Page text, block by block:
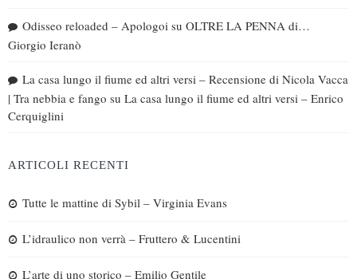
Odisseo reloaded – Apologoi su OLTRE LA PENNA di…
Giorgio Ieranò
La casa lungo il fiume ed altri versi – Recensione di Nicola Vacca
| Tra nebbia e fango su La casa lungo il fiume ed altri versi – Enrico
Cerquiglini
ARTICOLI RECENTI
Tutte le mattine di Sybil – Virginia Evans
L’idraulico non verrà – Fruttero & Lucentini
L’arte di uno storico – Emilio Gentile